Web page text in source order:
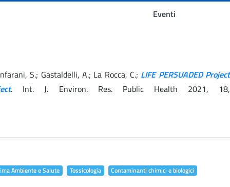
Eventi
S.; Gastaldelli, A.; La Rocca, C.; LIFE PERSUADED Project
. Int. J. Environ. Res. Public Health 2021, 18,
Ambiente e Salute Tossicologia Contaminanti chimici e biologici